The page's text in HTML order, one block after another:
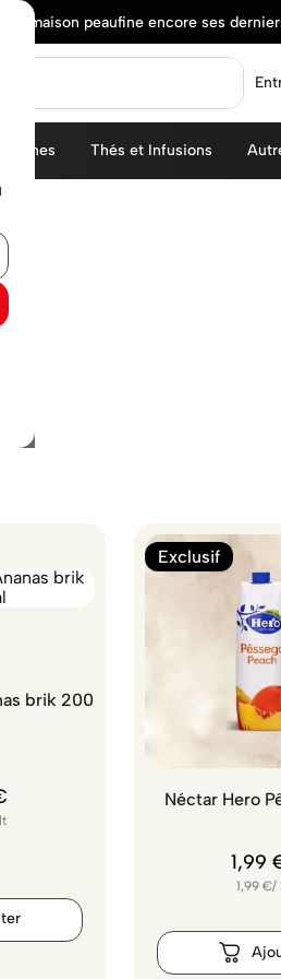
maison peaufine encore ses
Thés et Infusions
brik 200
Exclusif
Néctar Hero
1,99
1,99 €/